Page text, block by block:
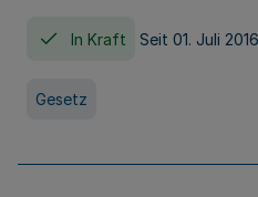
In Kraft Seit 01. Juli 2016
Gesetz